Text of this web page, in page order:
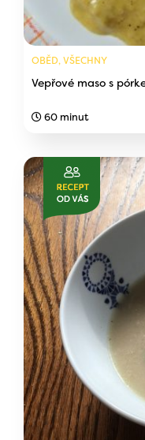
OBĚD, VŠECHNY
Vepřové maso s
60 minut